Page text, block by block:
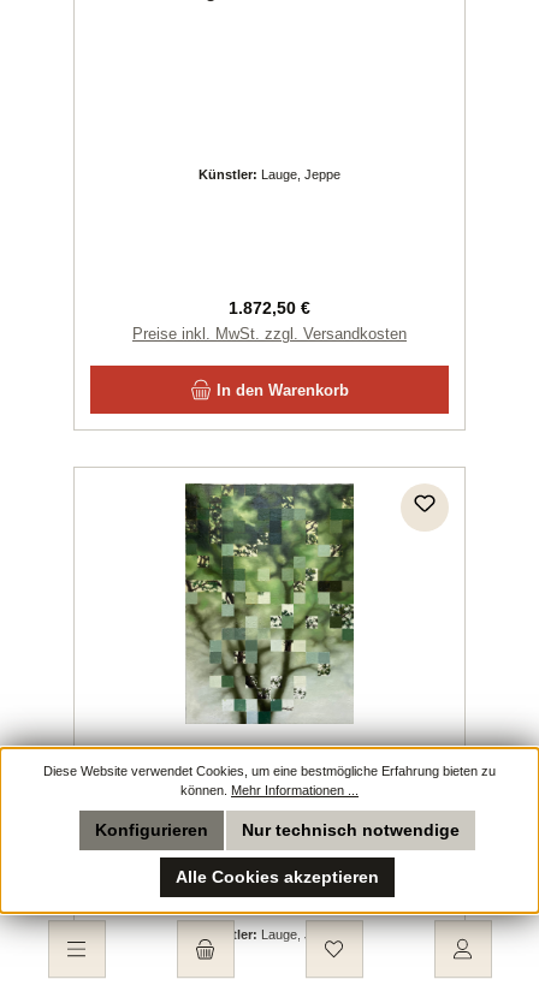
Du hast 0 Produkte
Künstler: Lauge, Jeppe
Regulärer Preis:
1.872,50 €
Preise inkl. MwSt. zzgl. Versandkosten
In den Warenkorb
MIXED VIEW
Künstler:Lauge, Jeppe
Diese Website verwendet Cookies, um eine bestmögliche Erfahrung bieten zu
können. Mehr Informationen ...
Nur technisch notwendige
Konfigurieren
Alle Cookies akzeptieren